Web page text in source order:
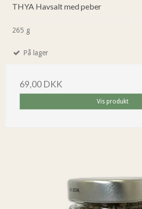
THYA Havsalt med peber
265 g
På lager
69,00 DKK
Vis produkt